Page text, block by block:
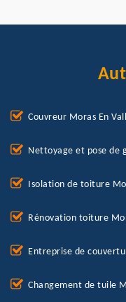
Couvreur Moras En
Nettoyage et pose de
Isolation de toiture
Rénovation toiture
Entreprise de
Changement de tuile